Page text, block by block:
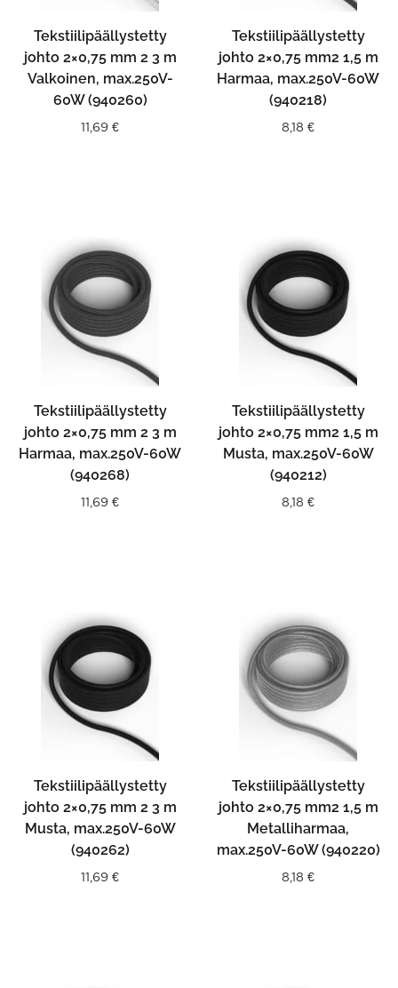
Tekstiilipäällystetty
johto 2×0,75 mm 2 3 m
Valkoinen, max.250V-
60W (940260)
11,69 €
Tekstiilipäällystetty
johto 2×0,75 mm2 1,5 m
Harmaa, max.250V-60W
(940218)
8,18 €
Tekstiilipäällystetty
johto 2×0,75 mm 2 3 m
Harmaa, max.250V-60W
(940268)
11,69 €
Tekstiilipäällystetty
johto 2×0,75 mm2 1,5 m
Musta, max.250V-60W
(940212)
8,18 €
Tekstiilipäällystetty
johto 2×0,75 mm 2 3 m
Musta, max.250V-60W
(940262)
11,69 €
Tekstiilipäällystetty
johto 2×0,75 mm2 1,5 m
Metalliharmaa,
max.250V-60W (940220)
8,18 €